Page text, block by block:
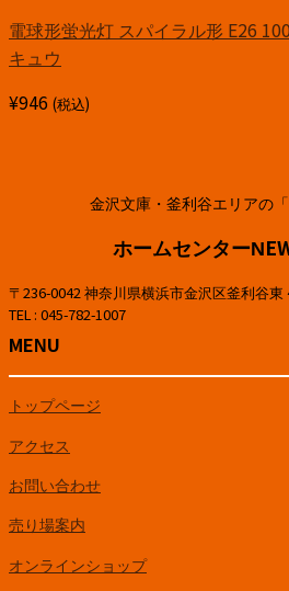
電球形蛍光灯 スパイラル形 E26
キュウ
¥946 (税込)
金沢文庫・釜利谷エリアの
ホームセンター
〒236-0042 神奈川県横浜市金沢区釜利谷東
TEL : 045-782-1007
MENU
トップページ
アクセス
お問い合わせ
売り場案内
オンラインショップ